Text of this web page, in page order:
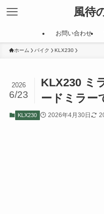
風待
お問い合わせ
ホーム バイク KLX230
KLX230 ミ
ードミラー
2026
6/23
KLX230 2026年4月30日